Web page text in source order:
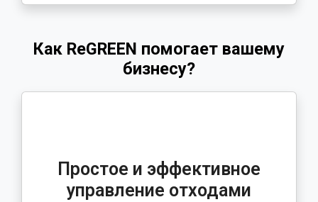
Как ReGREEN помогает вашему
бизнесу?
Простое и эффективное
управление отходами